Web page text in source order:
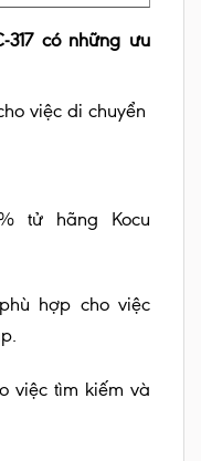
có những ưu
việc di chuyển
tử hãng Kocu
hợp cho việc
việc tìm kiếm và